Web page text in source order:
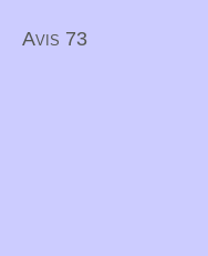
Avis 73